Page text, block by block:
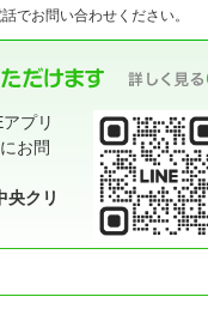
でお問い合わせください。
プリ
お問
央クリ